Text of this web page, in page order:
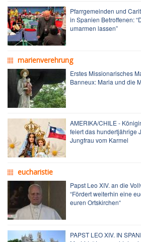
Pfarrgemeinden und
in Spanien Betroffenen:
umarmen lassen”
marienverehrung
Erstes Missionarisches
Banneux: Maria und die
AMERIKA/CHILE -
feiert das hundertjährige
Jungfrau vom Karmel
eucharistie
Papst Leo XIV. an die
“Fördert weiterhin eine
euren Ortskirchen“
PAPST LEO XIV. IN